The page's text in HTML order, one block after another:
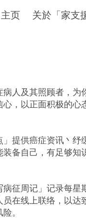
主页 关於「家支
行。 拥抱
病人及其照顾者，为
，以正面积极的心
」提供癌症资讯丶纾
备自己，有足够知
征周记」记录每星
在线上联络，以达
。